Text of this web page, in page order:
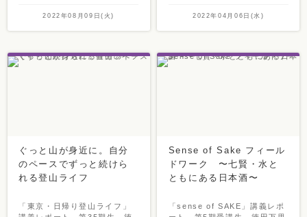
2022年08月09日(火) 2022年04月06日(水)
ぐっと山が身近に。自分
のペースでずっと続けら
れる登山ライフ
「東京・日帰り登山ライフ」
Sense of Sake フィール
ドワーク 〜七賢・水と
ともにある日本酒〜
「sense of SAKE」講義レポ